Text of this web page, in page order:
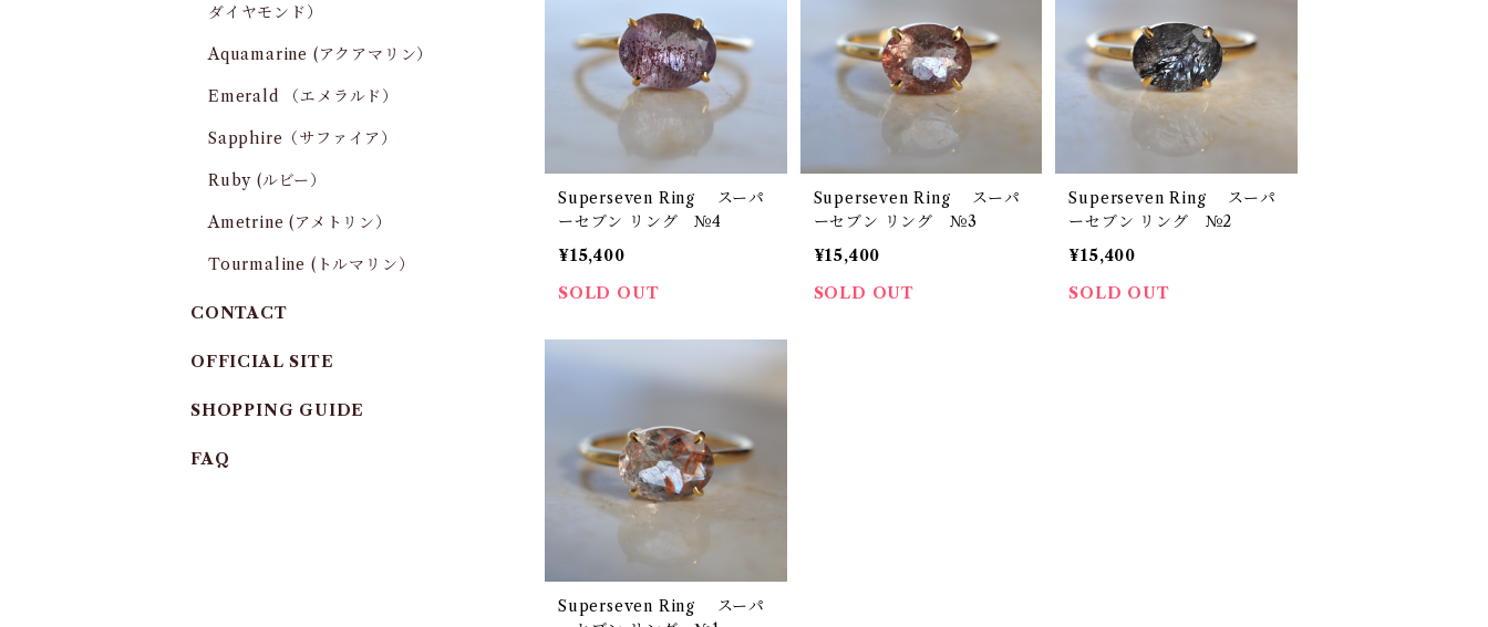
Superseven Ring スーパ
ーセブン リング №4
¥15,400
SOLD OUT
Superseven Ring スーパ
ーセブン リング №3
¥15,400
SOLD OUT
Superseven Ring スーパ
ーセブン リング №2
¥15,400
SOLD OUT
Superseven Ring スーパ
ダイヤモンド）
Aquamarine (アクアマリン）
Emerald （エメラルド）
Sapphire（サファイア）
Ruby (ルビー）
Ametrine (アメトリン）
Tourmaline (トルマリン）
CONTACT
OFFICIAL SITE
SHOPPING GUIDE
FAQ